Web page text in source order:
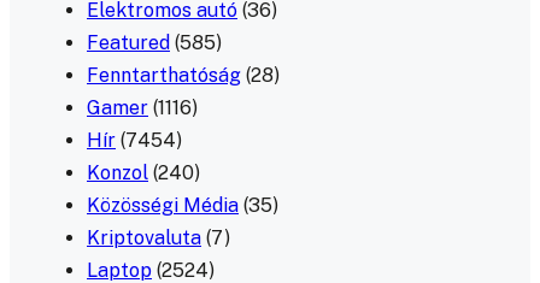
Elektromos autó (36)
Featured (585)
Fenntarthatóság (28)
Gamer (1116)
Hír (7454)
Konzol (240)
Közösségi Média (35)
Kriptovaluta (7)
Laptop (2524)